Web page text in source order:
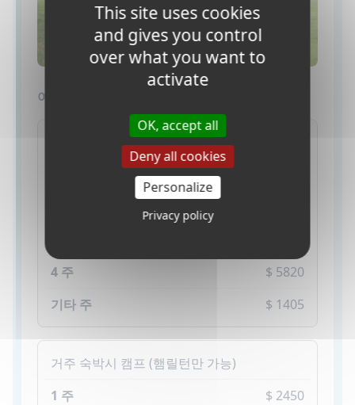
여름 캠프 - 토론토 & 햄릴턴
홈스테이 숙박시 캠프
$ 5820
$ 1405
거주 숙박시 캠프 (햄릴턴만 가능)
$ 2450
This site uses cookies
and gives you control
over what you want to
activate
OK, accept all
Deny all cookies
Personalize
Privacy policy